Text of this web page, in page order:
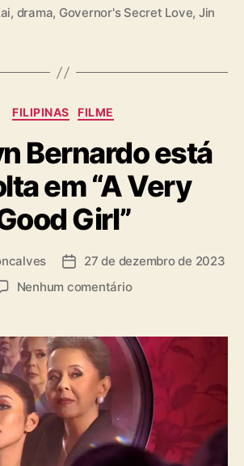
U
, drama, Governor's Secret Love, Jin
C
t
e
g
o
i
a
s
FILIPINAS FILME
Bernardo está
em “A Very
Girl”
D
d
e
p
u
b
l
i
c
27 de dezembro de 2023
Nenhum comentárioe
a
t
h
n
B